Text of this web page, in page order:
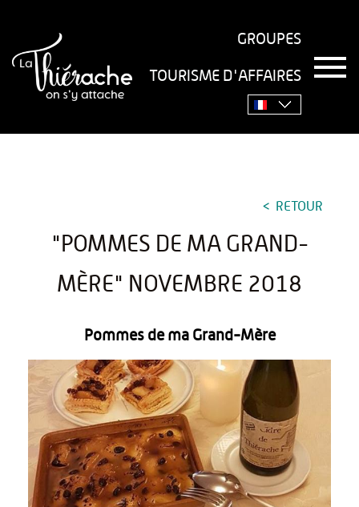
GROUPES
TOURISME D'AFFAIRES
T
o
Accueil› Séjourner Recettes›
"Pommes de ma Grand-Mère" novembre 2018
RETOUR
"POMMES DE MA GRAND-
MÈRE" NOVEMBRE 2018
Pommes de ma Grand-Mère